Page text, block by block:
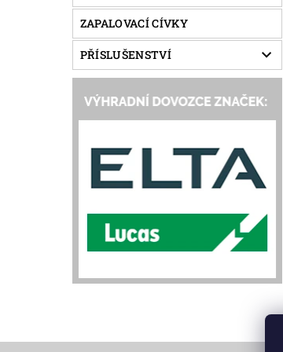
ZAPALOVACÍ CÍVKY
PŘÍSLUŠENSTVÍ